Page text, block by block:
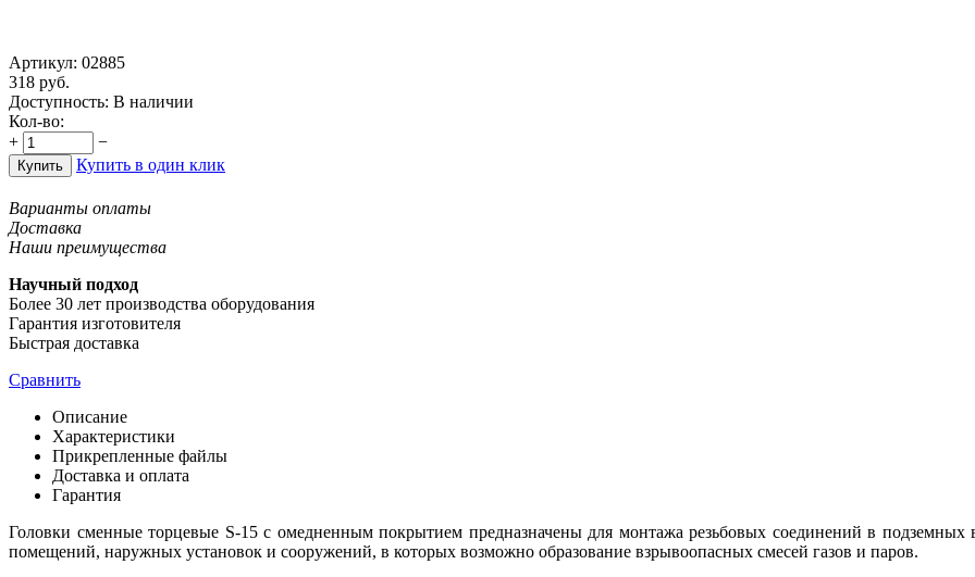
Артикул: 02885
318 руб.
Доступность: В наличии
Кол-во:
+
−
Купить Купить в один клик
Варианты оплаты
Доставка
Наши преимущества
Научный подход
Более 30 лет производства оборудования
Гарантия изготовителя
Быстрая доставка
Сравнить
Описание
Характеристики
Прикрепленные файлы
Доставка и оплата
Гарантия
Головки сменные торцевые S-15 с омедненным покрытием предназначены для монтажа резьбовых соединений в
помещений, наружных установок и сооружений, в которых возможно образование взрывоопасных смесей газов и паров.